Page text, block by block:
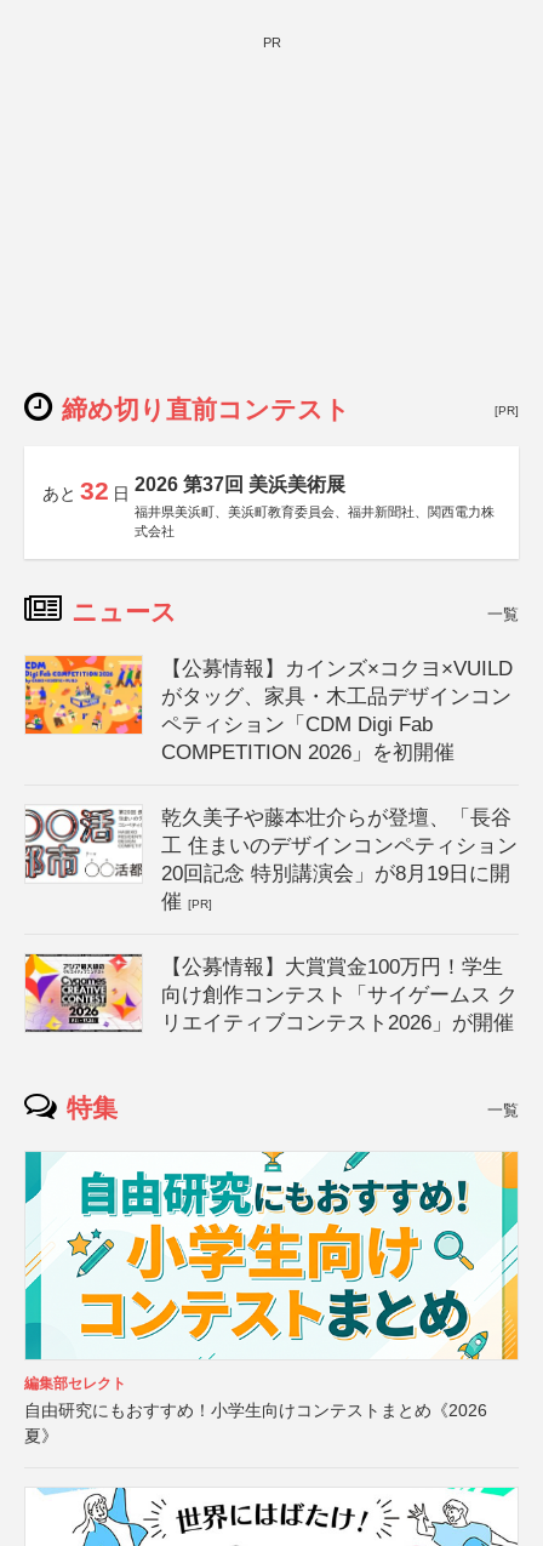
PR
締め切り直前コンテスト [PR]
あと 32 日 2026 第37回 美浜美術展
福井県美浜町、美浜町教育委員会、福井新聞社、関西電力株
式会社
ニュース 一覧
【公募情報】カインズ×コクヨ×VUILD
がタッグ、家具・木工品デザインコン
ペティション「CDM Digi Fab
COMPETITION 2026」を初開催
乾久美子や藤本壮介らが登壇、「長谷
工 住まいのデザインコンペティション
20回記念 特別講演会」が8月19日に開
催[PR]
【公募情報】大賞賞金100万円！学生
向け創作コンテスト「サイゲームス ク
リエイティブコンテスト2026」が開催
特集 一覧
編集部セレクト
自由研究にもおすすめ！小学生向けコンテストまとめ《2026
夏》